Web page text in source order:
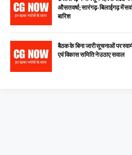
औसत वर्षा; सारंगढ़-बिलाईगढ़ में
बारिश
बैठक के बिना जारी सूचनाओं पर
एवं विकास समिति ने उठाए सवाल